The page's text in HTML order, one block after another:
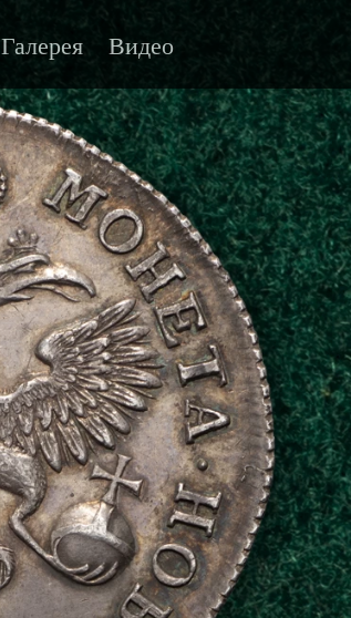
Галерея Видео